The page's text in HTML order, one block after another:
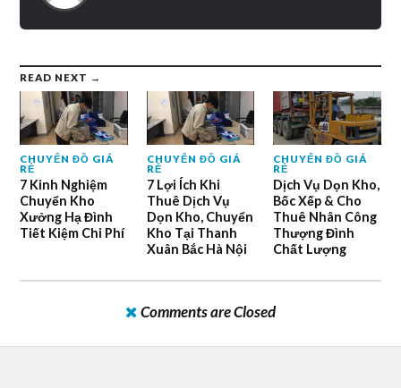
READ NEXT →
CHUYỂN ĐỒ GIÁ
RẺ
7 Kinh Nghiệm
Chuyển Kho
Xưởng Hạ Đình
Tiết Kiệm Chi Phí
CHUYỂN ĐỒ GIÁ
RẺ
7 Lợi Ích Khi
Thuê Dịch Vụ
Dọn Kho, Chuyển
Kho Tại Thanh
Xuân Bắc Hà Nội
CHUYỂN ĐỒ GIÁ
RẺ
Dịch Vụ Dọn Kho,
Bốc Xếp & Cho
Thuê Nhân Công
Thượng Đình
Chất Lượng
Comments are Closed